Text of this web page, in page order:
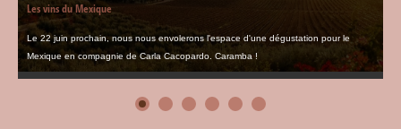
Les vins du Mexique
Le 22 juin prochain, nous nous envolerons l'espace d'une dégustation pour le
Mexique en compagnie de Carla Cacopardo. Caramba !